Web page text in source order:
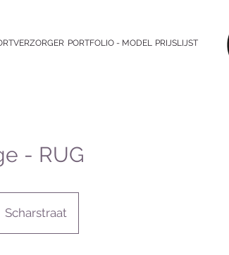
PORTFOLIO - MODEL PRIJSLIJST
- RUG
Scharstraat